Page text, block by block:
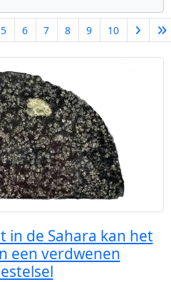
Pagina 1 van 14
5 6 7 8 9 10
in de Sahara kan het
een verdwenen